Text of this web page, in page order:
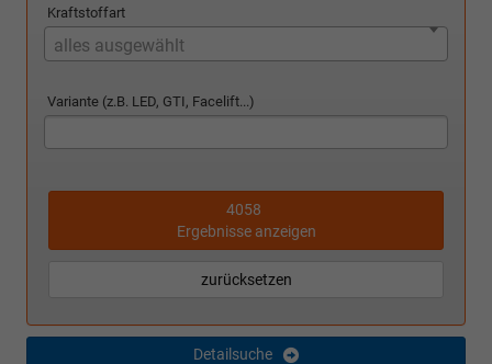
Kraftstoffart
alles ausgewählt
Variante (z.B. LED, GTI, Facelift...)
4058
Ergebnisse anzeigen
zurücksetzen
Detailsuche